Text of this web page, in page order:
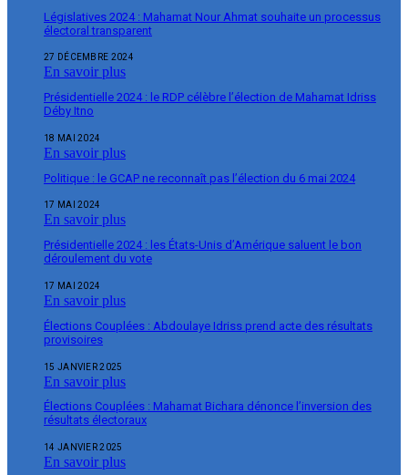
Législatives 2024 : Mahamat Nour Ahmat souhaite un processus
électoral transparent
27 DÉCEMBRE 2024
En savoir plus
Présidentielle 2024 : le RDP célèbre l’élection de Mahamat Idriss
Déby Itno
18 MAI 2024
En savoir plus
Politique : le GCAP ne reconnaît pas l’élection du 6 mai 2024
17 MAI 2024
En savoir plus
Présidentielle 2024 : les États-Unis d’Amérique saluent le bon
déroulement du vote
17 MAI 2024
En savoir plus
Élections Couplées : Abdoulaye Idriss prend acte des résultats
provisoires
15 JANVIER 2025
En savoir plus
Élections Couplées : Mahamat Bichara dénonce l’inversion des
résultats électoraux
14 JANVIER 2025
En savoir plus